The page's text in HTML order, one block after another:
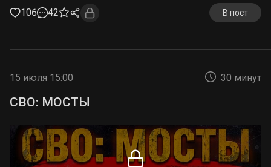
106 42 В пост
15 июля 15:00 30 минут
СВО: МОСТЫ